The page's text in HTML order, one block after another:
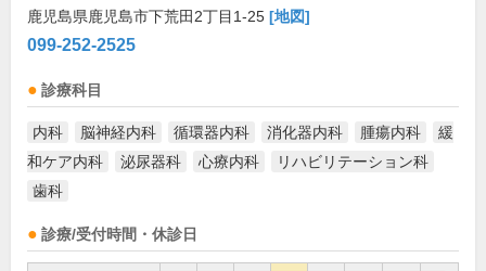
鹿児島県鹿児島市下荒田2丁目1-25 [地図]
099-252-2525
診療科目
内科 脳神経内科 循環器内科 消化器内科 腫瘍内科
緩
和ケア内科
泌尿器科 心療内科
リハビリテーション科
歯科
診療/受付時間・休診日